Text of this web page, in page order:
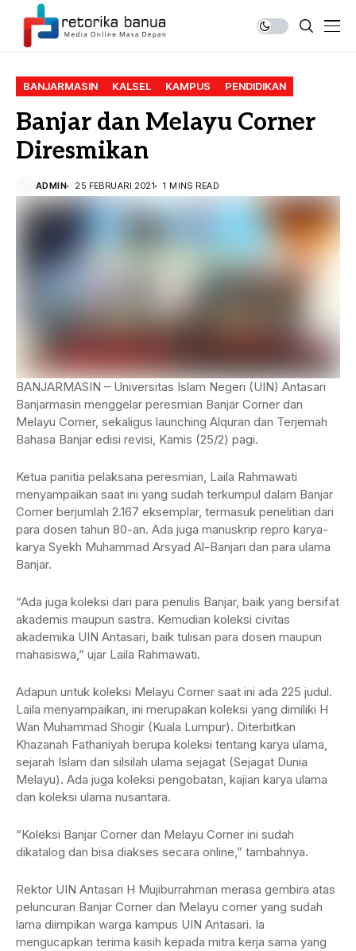
BANJARMASIN KALSEL KAMPUS PENDIDIKAN
Banjar dan Melayu Corner
Diresmikan
ADMIN 25 FEBRUARI 2021 1 MINS READ
BANJARMASIN – Universitas Islam Negeri (UIN) Antasari
Banjarmasin menggelar peresmian Banjar Corner dan
Melayu Corner, sekaligus launching Alquran dan Terjemah
Bahasa Banjar edisi revisi, Kamis (25/2) pagi.
Ketua panitia pelaksana peresmian, Laila Rahmawati
menyampaikan saat ini yang sudah terkumpul dalam Banjar
Corner berjumlah 2.167 eksemplar, termasuk penelitian dari
para dosen tahun 80-an. Ada juga manuskrip repro karya-
karya Syekh Muhammad Arsyad Al-Banjari dan para ulama
Banjar.
“Ada juga koleksi dari para penulis Banjar, baik yang bersifat
akademis maupun sastra. Kemudian koleksi civitas
akademika UIN Antasari, baik tulisan para dosen maupun
mahasiswa,” ujar Laila Rahmawati.
Adapun untuk koleksi Melayu Corner saat ini ada 225 judul.
Laila menyampaikan, ini merupakan koleksi yang dimiliki H
Wan Muhammad Shogir (Kuala Lumpur). Diterbitkan
Khazanah Fathaniyah berupa koleksi tentang karya ulama,
sejarah Islam dan silsilah ulama sejagat (Sejagat Dunia
Melayu). Ada juga koleksi pengobatan, kajian karya ulama
dan koleksi ulama nusantara.
“Koleksi Banjar Corner dan Melayu Corner ini sudah
dikatalog dan bisa diakses secara online,” tambahnya.
Rektor UIN Antasari H Mujiburrahman merasa gembira atas
peluncuran Banjar Corner dan Melayu corner yang sudah
lama diimpikan warga kampus UIN Antasari. Ia
mengucapkan terima kasih kepada mitra kerja sama yang